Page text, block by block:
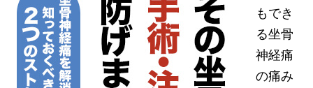
もでき
る坐骨
神経痛
の痛み